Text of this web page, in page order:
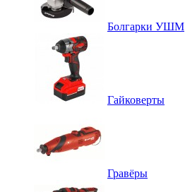
Болгарки УШМ
Гайковерты
Гравёры